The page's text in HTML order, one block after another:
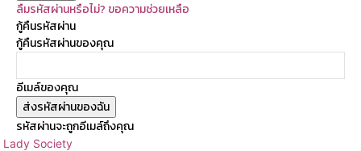
ลืมรหัสผ่านหรือไม่? ขอความช่วยเหลือ
กู้คืนรหัสผ่าน
กู้คืนรหัสผ่านของคุณ
อีเมล์ของคุณ
รหัสผ่านจะถูกอีเมล์ถึงคุณ
Lady Society